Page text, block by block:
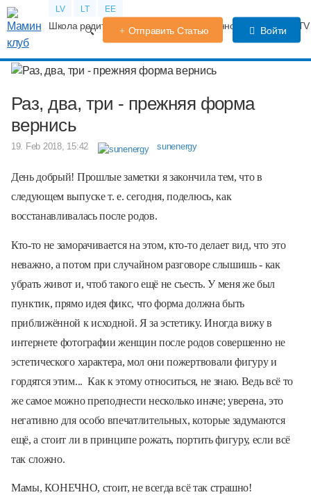
LV LT EE
Школа родителей Календарь беременности Форум
Отправить Статью Войти
Раз, два, три - прежняя форма
вернись
19. Feb 2018, 15:42 sunenergy
День добрый! Прошлые заметки я закончила тем, что в
следующем выпуске т. е. сегодня, поделюсь, как
восстанавливалась после родов.
Кто-то не заморачивается на этом, кто-то делает вид, что это
неважно, а потом при случайном разговоре слышишь - как
убрать живот и, чтоб такого ещё не съесть. У меня же был
пунктик, прямо идея фикс, что форма должна быть
приближённой к исходной. Я за эстетику. Иногда вижу в
интернете фотографии женщин после родов совершенно не
эстетического характера, мол они пожертвовали фигуру и
гордятся этим... Как к этому относиться, не знаю. Ведь всё то
же самое можно преподнести несколько иначе; уверена, это
негативно для особо впечатлительных, которые задумаются
ещё, а стоит ли в принципе рожать, портить фигуру, если всё
так сложно.
Мамы, КОНЕЧНО, стоит, не всегда всё так страшно!